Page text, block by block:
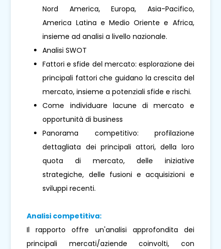
Nord America, Europa, Asia-Pacifico,
America Latina e Medio Oriente e Africa,
insieme ad analisi a livello nazionale.
Analisi SWOT
Fattori e sfide del mercato: esplorazione dei
principali fattori che guidano la crescita del
mercato, insieme a potenziali sfide e rischi.
Come individuare lacune di mercato e
opportunità di business
Panorama competitivo: profilazione
dettagliata dei principali attori, della loro
quota di mercato, delle iniziative
strategiche, delle fusioni e acquisizioni e
sviluppi recenti.
Analisi competitiva:
Il rapporto offre un'analisi approfondita dei
principali mercati/aziende coinvolti, con